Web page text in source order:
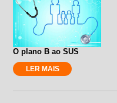
O plano B ao SUS
LER MAIS